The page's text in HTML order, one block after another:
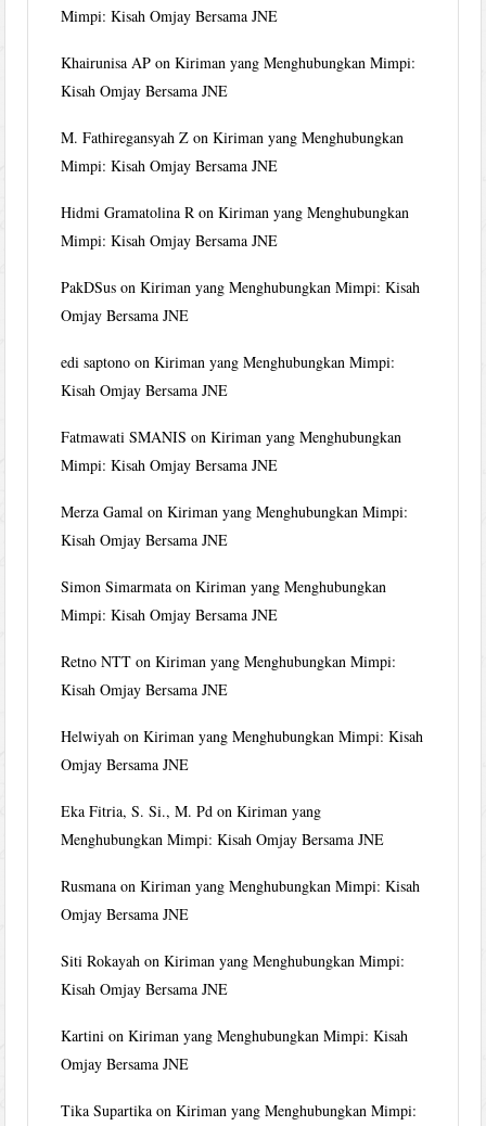
Mimpi: Kisah Omjay Bersama JNE
Khairunisa AP onKiriman yang Menghubungkan Mimpi:
Kisah Omjay Bersama JNE
M. Fathiregansyah Z onKiriman yang Menghubungkan
Mimpi: Kisah Omjay Bersama JNE
Hidmi Gramatolina R onKiriman yang Menghubungkan
Mimpi: Kisah Omjay Bersama JNE
PakDSus onKiriman yang Menghubungkan Mimpi: Kisah
Omjay Bersama JNE
edi saptono onKiriman yang Menghubungkan Mimpi:
Kisah Omjay Bersama JNE
Fatmawati SMANIS onKiriman yang Menghubungkan
Mimpi: Kisah Omjay Bersama JNE
Merza Gamal onKiriman yang Menghubungkan Mimpi:
Kisah Omjay Bersama JNE
Simon Simarmata onKiriman yang Menghubungkan
Mimpi: Kisah Omjay Bersama JNE
Retno NTT onKiriman yang Menghubungkan Mimpi:
Kisah Omjay Bersama JNE
Helwiyah onKiriman yang Menghubungkan Mimpi: Kisah
Omjay Bersama JNE
Eka Fitria, S. Si., M. Pd onKiriman yang
Menghubungkan Mimpi: Kisah Omjay Bersama JNE
Rusmana onKiriman yang Menghubungkan Mimpi: Kisah
Omjay Bersama JNE
Siti Rokayah onKiriman yang Menghubungkan Mimpi:
Kisah Omjay Bersama JNE
Kartini onKiriman yang Menghubungkan Mimpi: Kisah
Omjay Bersama JNE
Tika Supartika onKiriman yang Menghubungkan Mimpi: